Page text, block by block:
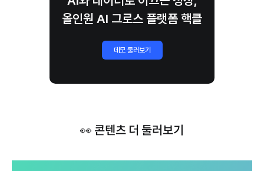
올인원 AI 그로스 플랫폼 핵클
데모 둘러보기
👀 콘텐츠 더 둘러보기